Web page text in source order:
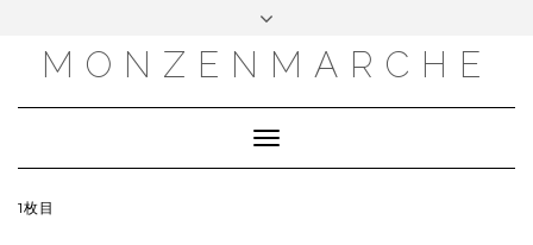
MONZENMARCHE
Toggle
Navigation
1枚目